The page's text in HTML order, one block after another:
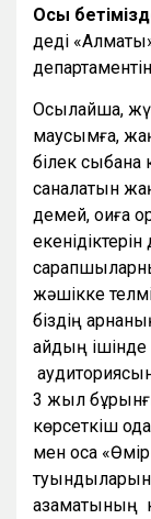
Осы
деді
Осылайша,
маусымға,
білек сыбана
саналатын
демей, оқиға
жәшікке
біздің
айдың
3 жыл
көрсеткіш
мен қоса
туындыларын
азаматының